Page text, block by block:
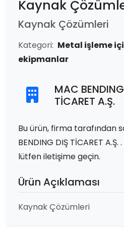
Kaynak
Kaynak Çözümleri
Kategori: Metal işleme
ekipmanlar
MAC
TİCARET A.Ş.
Bu ürün, firma tarafından
BENDING DIŞ TİCARET
lütfen iletişime geçin.
Ürün Açıklaması
Kaynak Çözümleri